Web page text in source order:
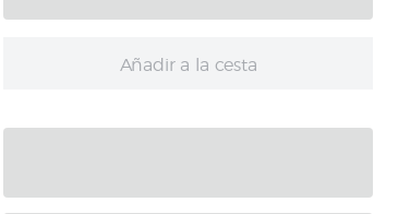
Añadir a la cesta